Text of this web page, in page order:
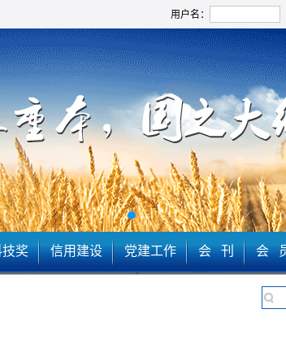
用户名：
奖 信用建设 党建工作 会 刊 会